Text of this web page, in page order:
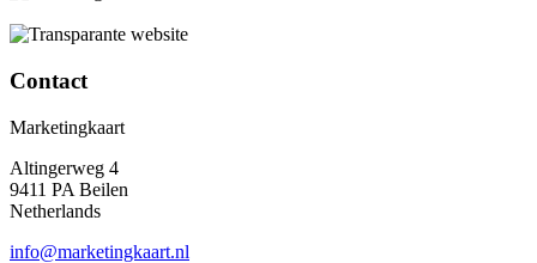
Contact
Marketingkaart
Altingerweg 4
9411 PA Beilen
Netherlands
info@marketingkaart.nl